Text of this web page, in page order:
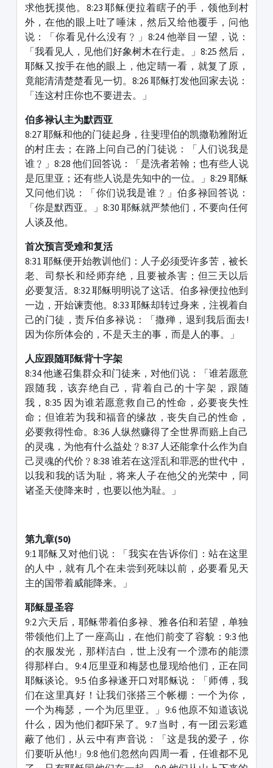
求他抚摸他。8:23 耶稣便拉着瞎子的手，领他到村
外，在他的眼上吐了唾沫，然后又给他覆手，问他
说：「你看见什么没有﹖」8:24 他举目一望，说：
「我看见人，见他们好象树木在行走。」8:25 然后，
耶稣又按手在他的眼上，他定睛一看，就复了原，
竟能清清楚楚看见一切。8:26 耶稣打发他回家去说：
「连这村庄你也不要进去。」
伯多禄认主为默西亚
8:27 耶稣和他的门徒起身，往斐理伯的凯撒勒雅附近
的村庄去；在路上问自己的门徒说：「人们说我是
谁﹖」8:28 他们回答说：「是洗者若翰；也有些人说
是厄里亚；还有些人说是先知中的一位。」8:29 耶稣
又问他们说：「你们说我是谁﹖」伯多禄回答说：
「你是默西亚。」8:30 耶稣就严禁他们，不要向任何
人谈及他。
首次预言受难和复活
8:31 耶稣便开始教训他们：人子必须受许多苦，被长
老、司祭长和经师弃绝，且要被杀害；但三天以后
必要复活。8:32 耶稣明明说了这话。伯多禄便拉他到
一边，开始谏责他。8:33 耶稣却转过身来，注视着自
己的门徒，责斥伯多禄说：「撒殚，退到我后面去!
因为你所体会的，不是天主的事，而是人的事。」
人应跟随耶稣背十字架
8:34 他遂召集群众和门徒来，对他们说：「谁若愿意
跟随我，该弃绝自己，背着自己的十字架，跟随
我，8:35 因为谁若愿意救自己的性命，必要丧失性
命；但谁若为我和福音的缘故，丧失自己的性命，
必要救得性命。8:36 人纵然赚得了全世界而赔上自己
的灵魂，为他有什么益处﹖8:37 人还能拿什么作为自
己灵魂的代价﹖8:38 谁若在这淫乱和罪恶的世代中，
以我和我的话为耻，将来人子在他父的光荣中，同
诸圣天使降来时，也要以他为耻。」
第九章(50)
9:1 耶稣又对他们说：「我实在告诉你们：站在这里
的人中，就有几个在未尝到死味以前，必要看见天
主的国带着威能降来。」
耶稣显圣容
9:2 六天后，耶稣带着伯多禄、雅各伯和若望，单独
带领他们上了一座高山，在他们前变了容貌：9:3 他
的衣服发光，那样洁白，世上没有一个漂布的能漂
得那样白。9:4 厄里亚和梅瑟也显现给他们，正在同
耶稣谈论。9:5 伯多禄遂开口对耶稣说：「师傅，我
们在这里真好！让我们张搭三个帐棚：一个为你，
一个为梅瑟，一个为厄里亚。」9:6 他原不知道该说
什么，因为他们都吓呆了。9:7 当时，有一团云彩遮
蔽了他们，从云中有声音说：「这是我的爱子，你
们要听从他!」9:8 他们忽然向四周一看，任谁都不见